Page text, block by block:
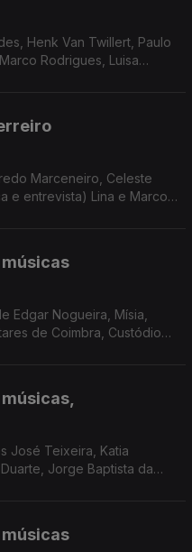
Henk Van Twillert, Paulo
Rodrigues, Luisa
Marceneiro, Celeste
e entrevista) Lina e Marco
Edgar Nogueira, Mísia,
de Coimbra, Custódio
José Teixeira, Katia
Jorge Baptista da